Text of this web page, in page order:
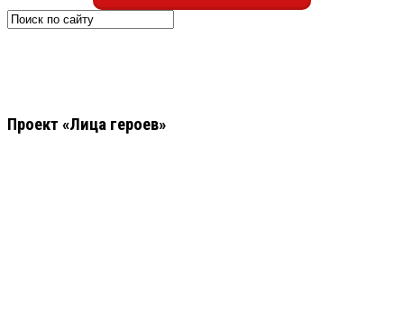
Проект «Лица героев»